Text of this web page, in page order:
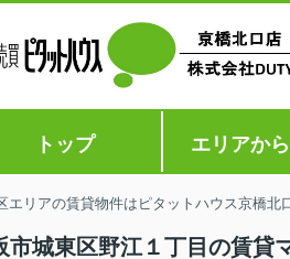
トップ エリアか
エリアの賃貸物件はピタットハウス京橋北
市城東区野江１丁目の賃貸